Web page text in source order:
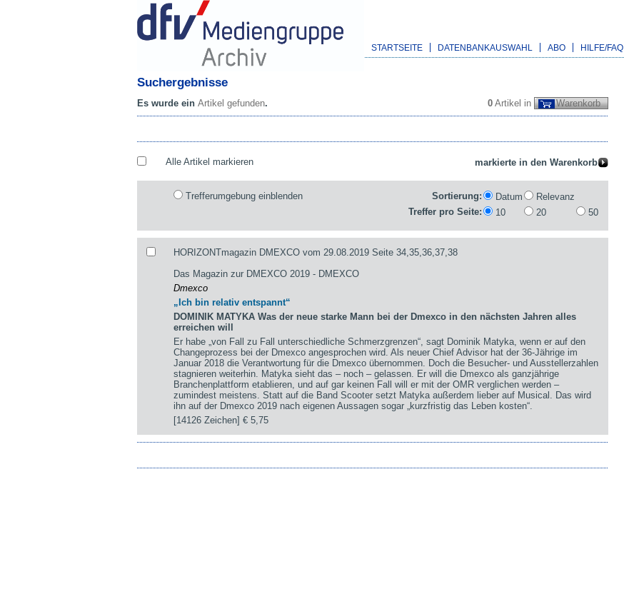
STARTSEITE DATENBANKAUSWAHL ABO HILFE/FAQ
Suchergebnisse
0 Artikel in Warenkorb
Es wurde ein Artikel gefunden.
Alle Artikel markieren
Trefferumgebung einblenden Sortierung: Datum
Relevanz
Treffer pro Seite:
10 20 50
HORIZONTmagazin DMEXCO vom 29.08.2019 Seite 34,35,36,37,38
Das Magazin zur DMEXCO 2019 - DMEXCO
Dmexco
„Ich bin relativ entspannt“
DOMINIK MATYKA Was der neue starke Mann bei der Dmexco in den nächsten Jahren alles
erreichen will
Er habe „von Fall zu Fall unterschiedliche Schmerzgrenzen“, sagt Dominik Matyka, wenn er auf den
Changeprozess bei der Dmexco angesprochen wird. Als neuer Chief Advisor hat der 36-Jährige im
Januar 2018 die Verantwortung für die Dmexco übernommen. Doch die Besucher- und Ausstellerzahlen
stagnieren weiterhin. Matyka sieht das – noch – gelassen. Er will die Dmexco als ganzjährige
Branchenplattform etablieren, und auf gar keinen Fall will er mit der OMR verglichen werden –
zumindest meistens. Statt auf die Band Scooter setzt Matyka außerdem lieber auf Musical. Das wird
ihn auf der Dmexco 2019 nach eigenen Aussagen sogar „kurzfristig das Leben kosten“.
[14126 Zeichen]€ 5,75